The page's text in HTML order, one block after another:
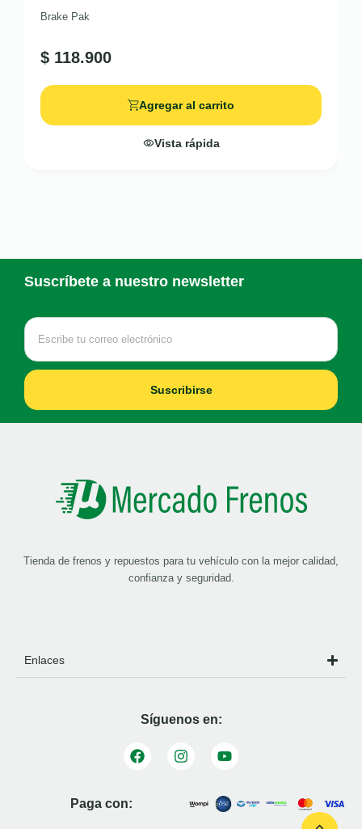
Brake Pak
$ 118.900
Agregar al carrito
Vista rápida
Suscríbete a nuestro newsletter
Suscribirse
Tienda de frenos y repuestos para tu vehículo con la mejor calidad,
confianza y seguridad.
Enlaces
Síguenos en:
Paga con: